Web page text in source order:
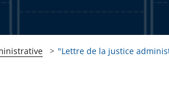
"Lettre de la justice